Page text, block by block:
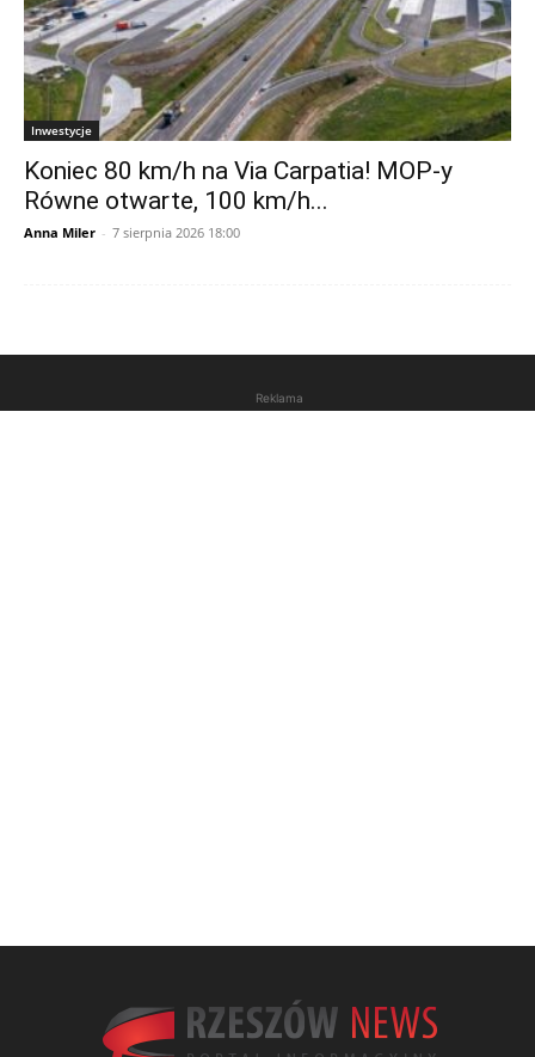
Inwestycje
Koniec 80 km/h na Via Carpatia! MOP-y
Równe otwarte, 100 km/h...
Anna Miler - 7 sierpnia 2026 18:00
Reklama